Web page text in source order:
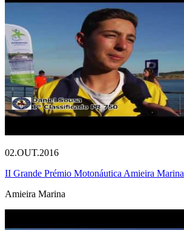
02.OUT.2016
II Grande Prémio Motonáutica Amieira
Amieira Marina